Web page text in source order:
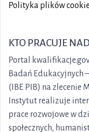
Polityka plików
KTO PRACUJE
Portal
Badań Edukacyjnych
(IBE PIB) na zlecenie
Instytut realizuje
prace rozwojowe w
społecznych,